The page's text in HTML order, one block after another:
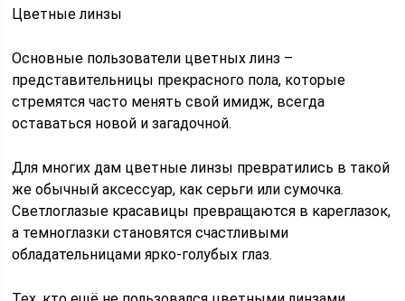
Цветные линзы
Основные пользователи цветных линз –
представительницы прекрасного пола, которые
стремятся часто менять свой имидж, всегда
оставаться новой и загадочной.
Для многих дам цветные линзы превратились в такой
же обычный аксессуар, как серьги или сумочка.
Светлоглазые красавицы превращаются в кареглазок,
а темноглазки становятся счастливыми
обладательницами ярко-голубых глаз.